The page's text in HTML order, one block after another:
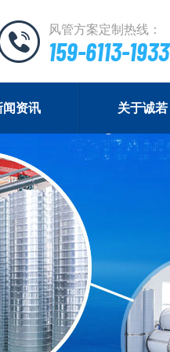
风管方案定制热线：
159-6113-1933
闻资讯 关于诚若